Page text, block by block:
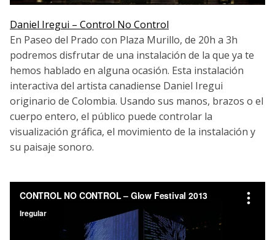
Daniel Iregui – Control No Control
En Paseo del Prado con Plaza Murillo, de 20h a 3h
podremos disfrutar de una instalación de la que ya te
hemos hablado en alguna ocasión. Esta instalación
interactiva del artista canadiense Daniel Iregui
originario de Colombia. Usando sus manos, brazos o el
cuerpo entero, el público puede controlar la
visualización gráfica, el movimiento de la instalación y
su paisaje sonoro.